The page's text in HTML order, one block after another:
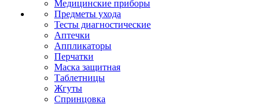
Медицинские приборы
Предметы ухода
Тесты диагностические
Аптечки
Аппликаторы
Перчатки
Маска защитная
Таблетницы
Жгуты
Спринцовка